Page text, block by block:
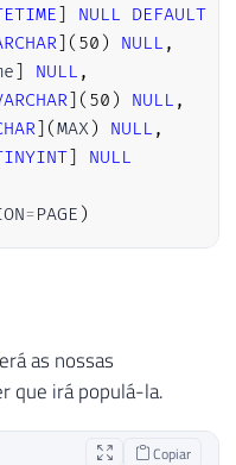
NULL DEFAULT
] ( 50 ) NULL ,
NULL ,
] ( 50 ) NULL ,
] (MAX) NULL ,
]
NULL
=PAGE )
as nossas
que irá populá-la.
Copiar